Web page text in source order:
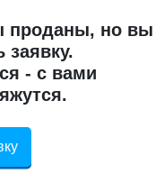
проданы, но вы
заявку.
- с вами